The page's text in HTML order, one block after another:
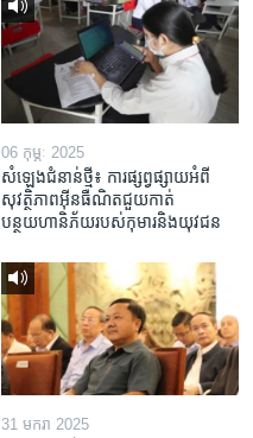
06 កុម្ភៈ 2025
សំឡេងជំនាន់ថ្មី៖ ការផ្សព្វផ្សាយអំពី
សុវត្ថិភាពអ៊ីនធឺណិតជួយកាត់
បន្ថយហានិភ័យរបស់កុមារនិងយុវជន
31 មករា 2025